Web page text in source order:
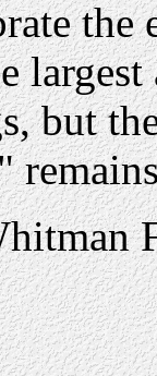
the
but